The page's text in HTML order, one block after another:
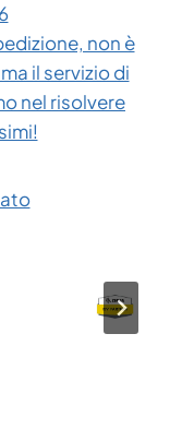
non è
il servizio di
nel risolvere